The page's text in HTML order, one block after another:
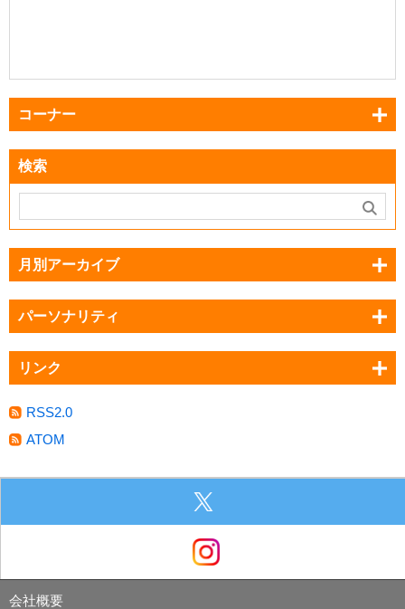
コーナー
検索
月別アーカイブ
パーソナリティ
リンク
RSS2.0
ATOM
会社概要